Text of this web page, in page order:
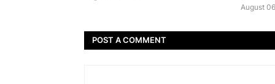
August
POST A COMMENT